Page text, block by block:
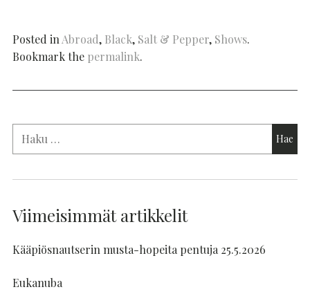
Posted inAbroad, Black, Salt & Pepper, Shows.
Bookmark the permalink.
Viimeisimmät artikkelit
Kääpiösnautserin musta-hopeita pentuja 25.5.2026
Eukanuba